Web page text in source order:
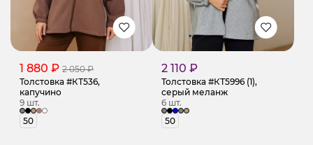
1 880 ₽ 2 050 ₽
Толстовка #КТ536,
капучино
9 шт.
50
2 110 ₽
Толстовка #КТ5996 (1),
серый меланж
6 шт.
50